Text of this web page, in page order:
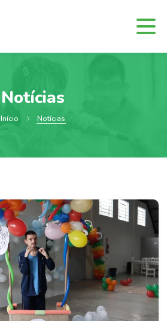
Notícias
Início Notícias